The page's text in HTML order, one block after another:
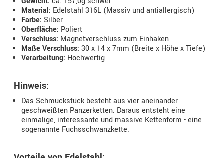
Material: Edelstahl 316L (Massiv und antiallergisch)
Farbe: Silber
Oberfläche: Poliert
Verschluss: Magnetverschluss zum Einhaken
Maße Verschluss: 30 x 14 x 7mm (Breite x Höhe x Tiefe)
Verarbeitung: Hochwertig
Hinweis:
Das Schmuckstück besteht aus vier aneinander
geschweißten Panzerketten. Daraus entsteht eine
einmalige, interessante und massive Kettenform - eine
sogenannte Fuchsschwanzkette.